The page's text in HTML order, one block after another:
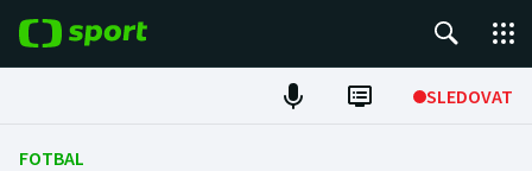
SLEDOVAT
Fotbal
FOTBAL